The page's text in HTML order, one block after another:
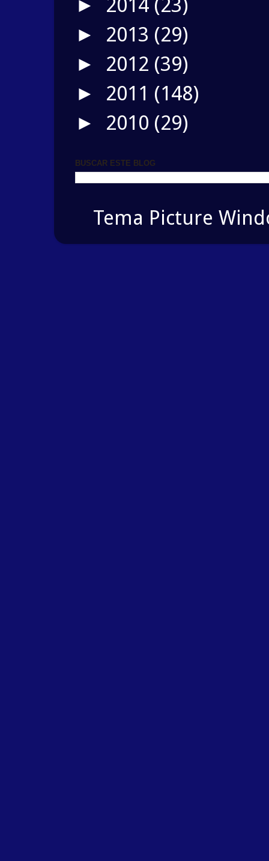
► 2014 (23)
► 2013 (29)
► 2012 (39)
► 2011 (148)
► 2010 (29)
BUSCAR ESTE BLOG
Tema Picture